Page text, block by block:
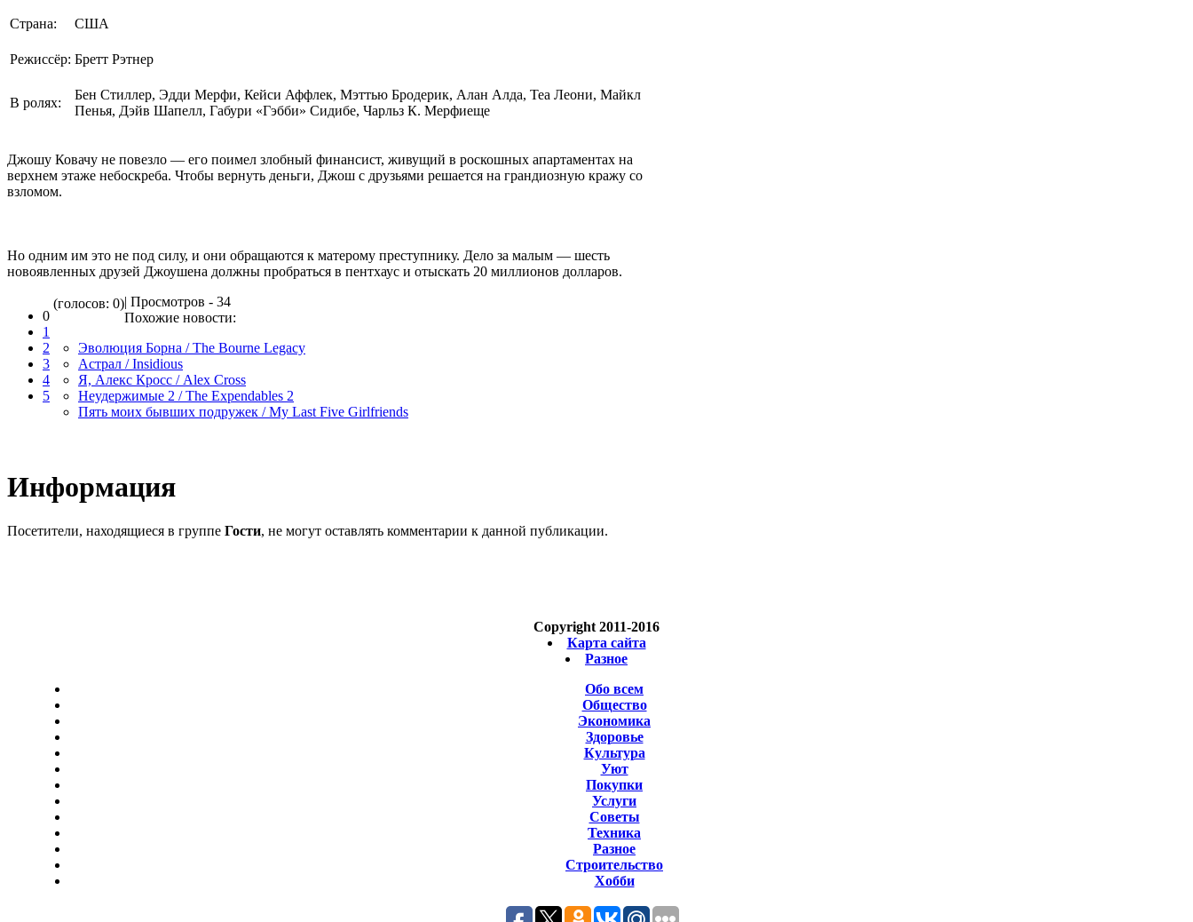
Страна: США
Режиссёр: Бретт Рэтнер
В ролях:
Бен Стиллер, Эдди Мерфи, Кейси Аффлек, Мэттью Бродерик, Алан Алда, Теа Леони, Майкл
Пенья, Дэйв Шапелл, Габури «Гэбби» Сидибе, Чарльз К. Мерфиеще
Джошу Ковачу не повезло — его поимел злобный финансист, живущий в роскошных апартаментах на
верхнем этаже небоскреба. Чтобы вернуть деньги, Джош с друзьями решается на грандиозную кражу со
взломом.
Но одним им это не под силу, и они обращаются к матерому преступнику. Дело за малым — шесть
новоявленных друзей Джоушена должны пробраться в пентхаус и отыскать 20 миллионов долларов.
0
1
2
3
4
5
(голосов: 0)| Просмотров - 34
Похожие новости:
Эволюция Борна / The Bourne Legacy
Астрал / Insidious
Я, Алекс Кросс / Alex Cross
Неудержимые 2 / The Expendables 2
Пять моих бывших подружек / My Last Five Girlfriends
Информация
Посетители, находящиеся в группе Гости, не могут оставлять комментарии к данной публикации.
Copyright 2011-2016
Карта сайта
Разное
Обо всем
Общество
Экономика
Здоровье
Культура
Уют
Покупки
Услуги
Советы
Техника
Разное
Строительство
Хобби